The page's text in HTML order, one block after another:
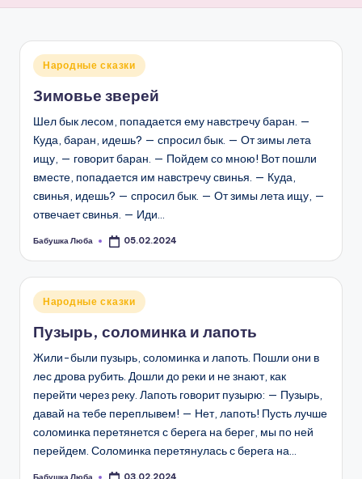
Опубликовано
Народные сказки
Зимовье зверей
Шел бык лесом, попадается ему навстречу баран. —
Куда, баран, идешь? — спросил бык. — От зимы лета
ищу, — говорит баран. — Пойдем со мною! Вот пошли
вместе, попадается им навстречу свинья. — Куда,
свинья, идешь? — спросил бык. — От зимы лета ищу, —
отвечает свинья. — Иди…
Запись
Бабушка Люба 05.02.2024
Опубликовано
Народные сказки
Пузырь, соломинка и лапоть
Жили-были пузырь, соломинка и лапоть. Пошли они в
лес дрова рубить. Дошли до реки и не знают, как
перейти через реку. Лапоть говорит пузырю: — Пузырь,
давай на тебе переплывем! — Нет, лапоть! Пусть лучше
соломинка перетянется с берега на берег, мы по ней
перейдем. Соломинка перетянулась с берега на…
Бабушка Люба